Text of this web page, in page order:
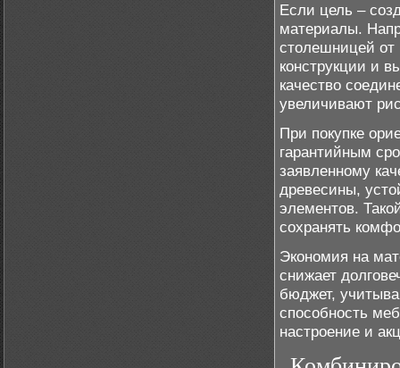
Если цель –
материалы.
столешницей от
конструкции и
качество
увеличивают
При покупке
гарантийным
заявленному
древесины,
элементов.
сохранять
Экономия на
снижает
бюджет,
способность
настроение и